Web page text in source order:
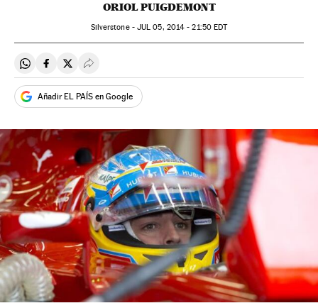
ORIOL PUIGDEMONT
Silverstone - JUL 05, 2014 - 21:50 EDT
Compartir en Whatsapp
Compartir en Facebook
Compartir en Twitter
Desplegar Redes Sociales
Añadir EL PAÍS en Google